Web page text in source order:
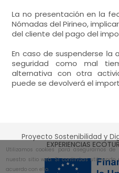
La no presentación en la
Nómadas del Pirineo,
del cliente del pago del
En caso de suspenderse la
seguridad como mal
alternativa con otra
puede se devolverá el
Proyecto Sostenibilidad y
EXPERIENCIAS
Utilizamos cookies para asegurarnos
nuestro sitio web. Si continúas
acuerdo con ello.